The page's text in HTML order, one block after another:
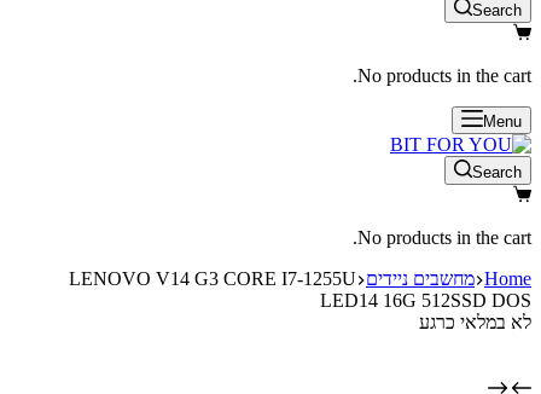
Search
No products in the cart.
Menu
Search
No products in the cart.
Home מחשבים ניידים LENOVO V14 G3 CORE I7-1255U
LED14 16G 512SSD DOS
לא במלאי כרגע